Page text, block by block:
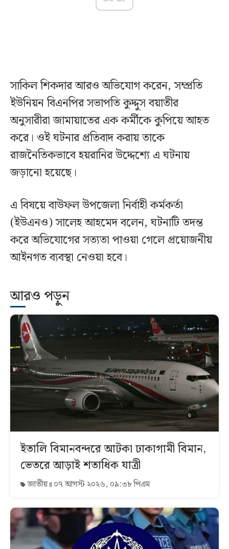
সাকিল শিকদার আরও অভিযোগ করেন, সম্প্রতি
ইউনিয়ন বিএনপির সভাপতি কুদ্দুস বয়াতীর
অনুসারীরা জামায়াতের এক কর্মীকে কুপিয়ে আহত
করে। ওই ঘটনার প্রতিবাদ করায় তাকে
রাজনৈতিকভাবে হয়রানির উদ্দেশ্যে এ ঘটনায়
জড়ানো হয়েছে।
এ বিষয়ে বাউফল উপজেলা নির্বাহী কর্মকর্তা
(ইউএনও) সালেহ আহমেদ বলেন, ঘটনাটি তদন্ত
করে অভিযোগের সত্যতা পাওয়া গেলে প্রয়োজনীয়
আইনগত ব্যবস্থা নেওয়া হবে।
আরও পড়ুন
ইতালি বিমানবন্দরে আটকা ঢাকাগামী বিমান,
ভেতরে আড়াই শতাধিক যাত্রী
জাতীয় ০৭ আগস্ট ২০২৬, ০৯:৩৮ পিএম